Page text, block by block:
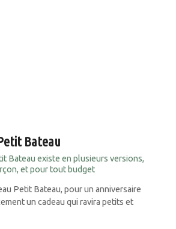
Bateau
Bateau existe en plusieurs versions,
et pour tout budget
Petit Bateau, pour un anniversaire
un cadeau qui ravira petits et